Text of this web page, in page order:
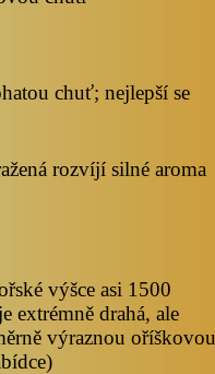
chuť; nejlepší se
rozvíjí silné aroma
výšce asi 1500
extrémně drahá, ale
výraznou oříškovou